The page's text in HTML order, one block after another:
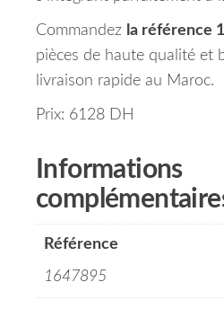
Commandez la référence
pièces de haute qualité et
livraison rapide au Maroc.
Prix: 6128 DH
Informations
Référence
1647895